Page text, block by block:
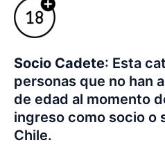
Socio Cadete: Esta
personas que no han
de edad al momento
ingreso como socio o
Chile.